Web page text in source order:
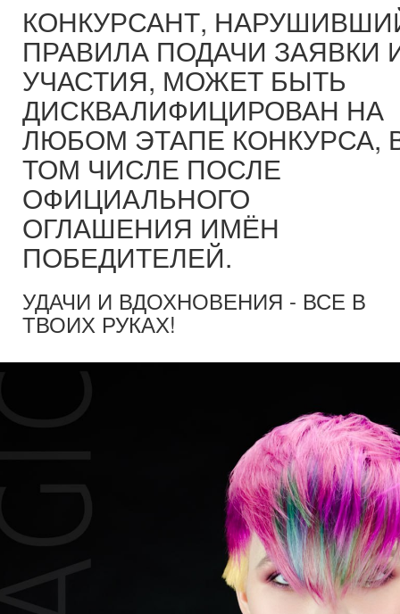
КОНКУРСАНТ,
ПРАВИЛА ПОДАЧИ ЗАЯВКИ
УЧАСТИЯ, МОЖЕТ БЫТЬ
ДИСКВАЛИФИЦИРОВАН НА
ЛЮБОМ ЭТАПЕ КОНКУРСА,
ТОМ ЧИСЛЕ ПОСЛЕ
ОФИЦИАЛЬНОГО
ОГЛАШЕНИЯ ИМЁН
ПОБЕДИТЕЛЕЙ.
УДАЧИ И ВДОХНОВЕНИЯ - ВСЕ В
ТВОИХ РУКАХ!